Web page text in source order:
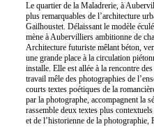
Le quartier de la Maladrerie, à
plus remarquables de l’architecture
Gailhoustet. Délaissant le modèle
mène à Aubervilliers ambitionne de
Architecture futuriste mêlant béton,
une grande place à la circulation
installe. Elle est allée à la rencontre
travail mêle des photographies de
courts textes poétiques de la
par la photographe, accompagnent la
rassemble deux textes plus
et de l’historienne de la photographie,